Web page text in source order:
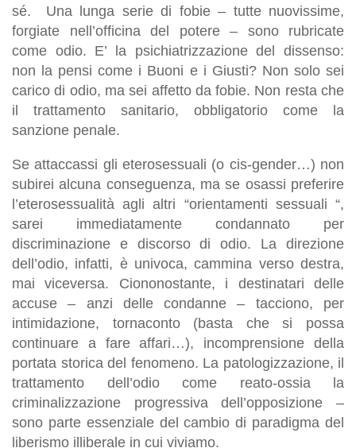
sé. Una lunga serie di fobie – tutte nuovissime,
forgiate nell’officina del potere – sono rubricate
come odio. E’ la psichiatrizzazione del dissenso:
non la pensi come i Buoni e i Giusti? Non solo sei
carico di odio, ma sei affetto da fobie. Non resta che
il trattamento sanitario, obbligatorio come la
sanzione penale.
Se attaccassi gli eterosessuali (o cis-gender…) non
subirei alcuna conseguenza, ma se osassi preferire
l’eterosessualità agli altri “orientamenti sessuali “,
sarei immediatamente condannato per
discriminazione e discorso di odio. La direzione
dell’odio, infatti, è univoca, cammina verso destra,
mai viceversa. Ciononostante, i destinatari delle
accuse – anzi delle condanne – tacciono, per
intimidazione, tornaconto (basta che si possa
continuare a fare affari…), incomprensione della
portata storica del fenomeno. La patologizzazione, il
trattamento dell’odio come reato-ossia la
criminalizzazione progressiva dell’opposizione –
sono parte essenziale del cambio di paradigma del
liberismo illiberale in cui viviamo.